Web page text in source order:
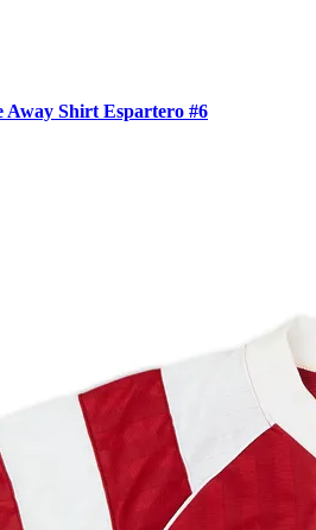
Away Shirt Espartero #6